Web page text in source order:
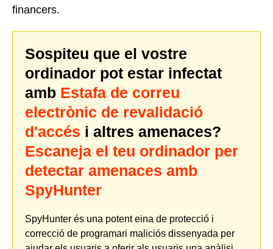
financers.
Sospiteu que el vostre
ordinador pot estar infectat
amb Estafa de correu
electrònic de revalidació
d'accés i altres amenaces?
Escaneja el teu ordinador per
detectar amenaces amb
SpyHunter
SpyHunter és una potent eina de protecció i
correcció de programari maliciós dissenyada per